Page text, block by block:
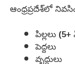
ఆంధ్రప్రదేశ్‌లో
పిల్లలు (5+
పెద్దలు
వృద్ధులు